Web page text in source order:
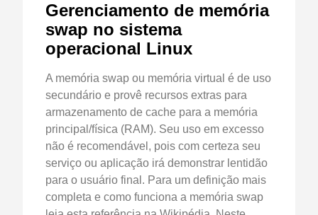
Gerenciamento de memória
swap no sistema
operacional Linux
A memória swap ou memória virtual é de uso
secundário e provê recursos extras para
armazenamento de cache para a memória
principal/física (RAM). Seu uso em excesso
não é recomendável, pois com certeza seu
serviço ou aplicação irá demonstrar lentidão
para o usuário final. Para um definição mais
completa e como funciona a memória swap